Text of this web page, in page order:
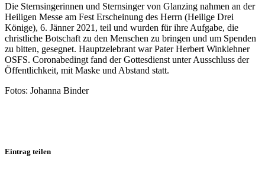
Die Sternsingerinnen und Sternsinger von Glanzing nahmen an der
Heiligen Messe am Fest Erscheinung des Herrn (Heilige Drei
Könige), 6. Jänner 2021, teil und wurden für ihre Aufgabe, die
christliche Botschaft zu den Menschen zu bringen und um Spenden
zu bitten, gesegnet. Hauptzelebrant war Pater Herbert Winklehner
OSFS. Coronabedingt fand der Gottesdienst unter Ausschluss der
Öffentlichkeit, mit Maske und Abstand statt.
Fotos: Johanna Binder
Eintrag teilen